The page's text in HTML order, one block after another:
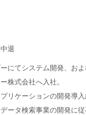
退
にてシステム開発、お
株式会社へ入社。
リケーションの開発導
ータ検索事業の開発に従